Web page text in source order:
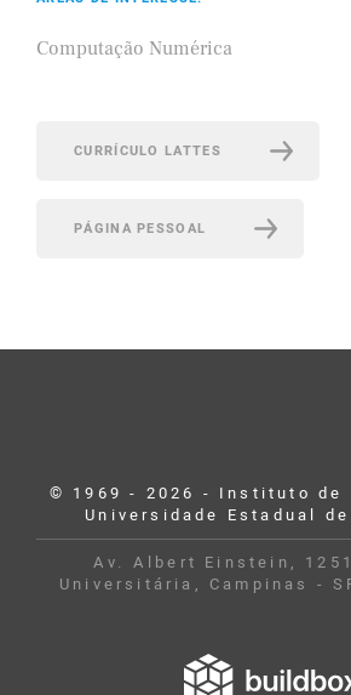
Computação Numérica
CURRÍCULO LATTES
PÁGINA PESSOAL
© 1969 - 2026 - Instituto de
Universidade Estadual de
Av. Albert Einstein,
Universitária, Campinas -